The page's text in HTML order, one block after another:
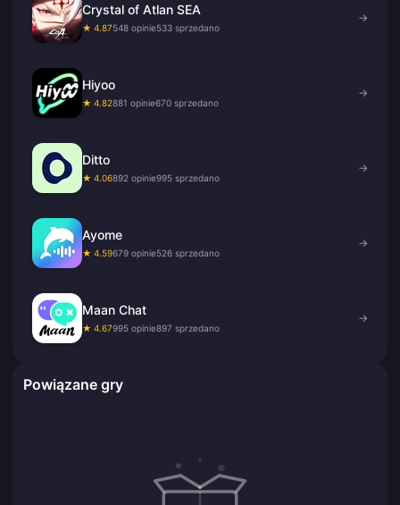
Crystal of Atlan SEA
★ 4.87548 opinie533 sprzedano
→
Hiyoo
★ 4.82881 opinie670 sprzedano
→
Ditto
★ 4.06892 opinie995 sprzedano
→
Ayome
★ 4.59679 opinie526 sprzedano
→
Maan Chat
★ 4.67995 opinie897 sprzedano
→
Powiązane gry